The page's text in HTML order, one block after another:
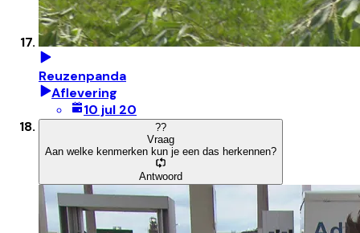
Reuzenpanda
Aflevering
10 jul 20
??
Vraag
Aan welke kenmerken kun je een das herkennen?
Antwoord